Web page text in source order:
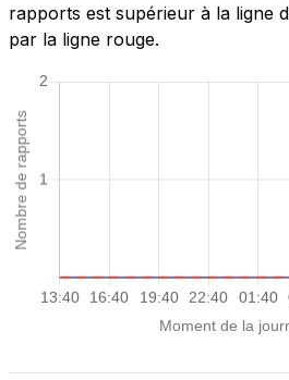
rapports est supérieur à la ligne
par la ligne rouge.